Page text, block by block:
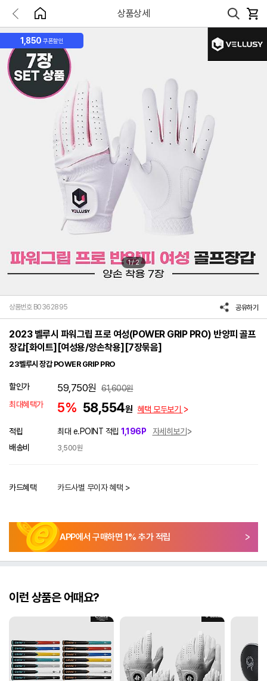
상품상세
1,850 쿠폰할인
1/2
상품번호 B0362895 공유하기
2023 벨루시 파워그립 프로 여성(POWER GRIP PRO) 반양피 골프
장갑[화이트][여성용/양손착용][7장묶음]
23벨루시 장갑 POWER GRIP PRO
할인가 59,750원 61,600원
최대혜택가
5% 58,554원 혜택 모두보기
적립 최대 e.POINT 적립 1,196P
자세히보기
배송비
3,500원
카드혜택 카드사별 무이자 혜택 >
APP에서 구매하면 1% 추가 적립
이런 상품은 어때요?